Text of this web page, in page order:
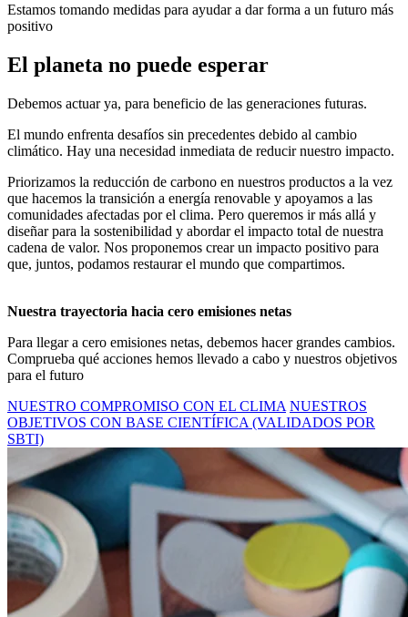
Estamos tomando medidas para ayudar a dar forma a un futuro más
positivo
El planeta no puede esperar
Debemos actuar ya, para beneficio de las generaciones futuras.
El mundo enfrenta desafíos sin precedentes debido al cambio
climático. Hay una necesidad inmediata de reducir nuestro impacto.
Priorizamos la reducción de carbono en nuestros productos a la vez
que hacemos la transición a energía renovable y apoyamos a las
comunidades afectadas por el clima. Pero queremos ir más allá y
diseñar para la sostenibilidad y abordar el impacto total de nuestra
cadena de valor. Nos proponemos crear un impacto positivo para
que, juntos, podamos restaurar el mundo que compartimos.
Nuestra trayectoria hacia cero emisiones netas
Para llegar a cero emisiones netas, debemos hacer grandes cambios.
Comprueba qué acciones hemos llevado a cabo y nuestros objetivos
para el futuro
NUESTRO COMPROMISO CON EL CLIMA NUESTROS
OBJETIVOS CON BASE CIENTÍFICA (VALIDADOS POR
SBTI)